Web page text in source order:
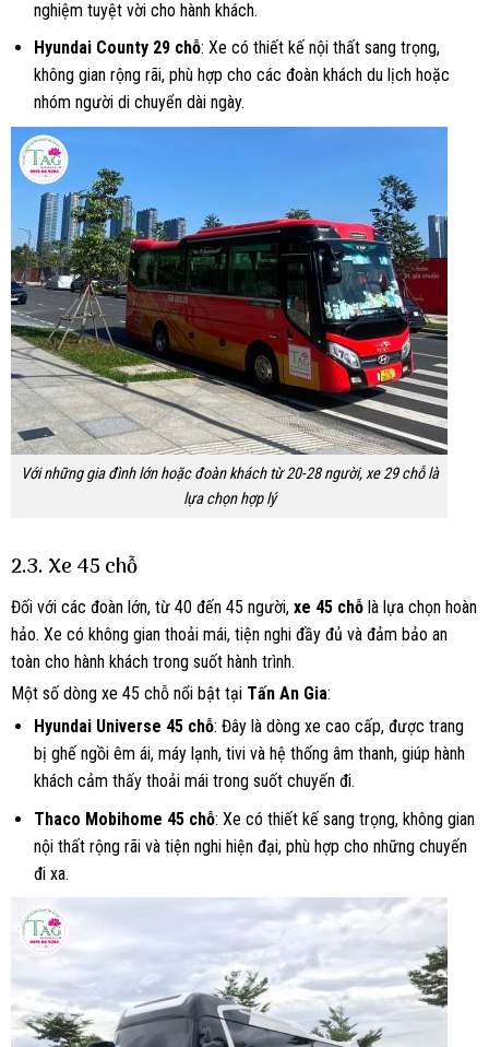
nghiệm tuyệt vời cho hành khách.
Hyundai County 29 chỗ: Xe có thiết kế nội thất sang trọng,
không gian rộng rãi, phù hợp cho các đoàn khách du lịch hoặc
nhóm người di chuyển dài ngày.
Với những gia đình lớn hoặc đoàn khách từ 20-28 người, xe 29 chỗ là
lựa chọn hợp lý
2.3. Xe 45 chỗ
Đối với các đoàn lớn, từ 40 đến 45 người, xe 45 chỗ là lựa chọn hoàn
hảo. Xe có không gian thoải mái, tiện nghi đầy đủ và đảm bảo an
toàn cho hành khách trong suốt hành trình.
Một số dòng xe 45 chỗ nổi bật tại Tấn An Gia:
Hyundai Universe 45 chỗ: Đây là dòng xe cao cấp, được trang
bị ghế ngồi êm ái, máy lạnh, tivi và hệ thống âm thanh, giúp hành
khách cảm thấy thoải mái trong suốt chuyến đi.
Thaco Mobihome 45 chỗ: Xe có thiết kế sang trọng, không gian
nội thất rộng rãi và tiện nghi hiện đại, phù hợp cho những chuyến
đi xa.